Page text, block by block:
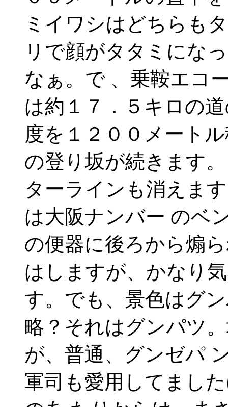
ミイワシはどちらも
リで顔がタタミにな
なぁ。で 、乗鞍エコ
は約１７．５キロの
度を１２００メート
の登り坂が続きます
ターラインも消えま
は大阪ナンバー のベ
の便器に後ろから煽
はしますが、かなり
す。でも、景色はグ
略？それはグンパツ
が、普通、グンゼパ
軍司も愛用してまし